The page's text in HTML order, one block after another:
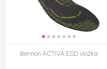
VM Footwear 3009 Vkládací stélka